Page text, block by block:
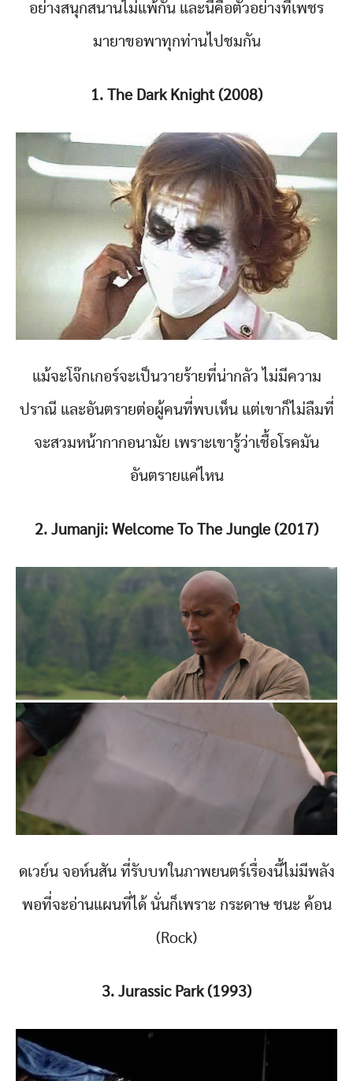
อย่างสนุกสนานไม่แพ้กัน และนี่คือตัวอย่างที่เพชร
มายาขอพาทุกท่านไปชมกัน
1. The Dark Knight (2008)
แม้จะโจ๊กเกอร์จะเป็นวายร้ายที่น่ากลัว ไม่มีความ
ปราณี และอันตรายต่อผู้คนที่พบเห็น แต่เขาก็ไม่ลืมที่
จะสวมหน้ากากอนามัย เพราะเขารู้ว่าเชื้อโรคมัน
อันตรายแค่ไหน
2. Jumanji: Welcome To The Jungle (2017)
ดเวย์น จอห์นสัน ที่รับบทในภาพยนตร์เรื่องนี้ไม่มีพลัง
พอที่จะอ่านแผนที่ได้ นั่นก็เพราะ กระดาษ ชนะ ค้อน
(Rock)
3. Jurassic Park (1993)